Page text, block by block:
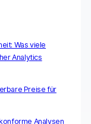
Was viele
Analytics
Preise für
Analysen